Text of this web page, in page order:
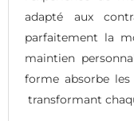
adapté aux
parfaitement la
maintien
forme absorbe
transformant